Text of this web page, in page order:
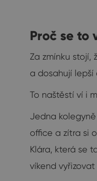
Proč se to
Za zmínku stojí,
a dosahují
To naštěstí ví i
Jedna
office a zítra si
Klára, která se
víkend